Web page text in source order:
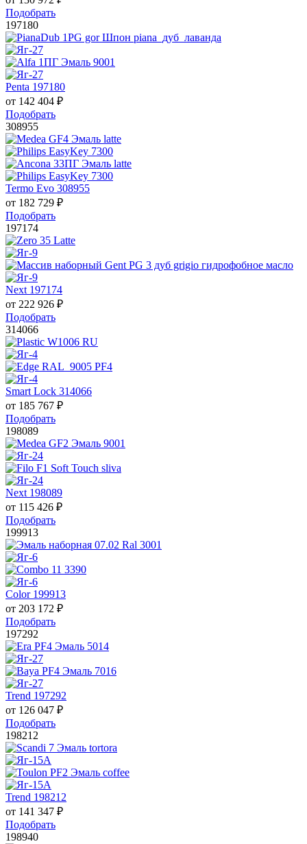
Подобрать
197180
Penta 197180
от 142 404 ₽
Подобрать
308955
Termo Evo 308955
от 182 729 ₽
Подобрать
197174
Next 197174
от 222 926 ₽
Подобрать
314066
Smart Lock 314066
от 185 767 ₽
Подобрать
198089
Next 198089
от 115 426 ₽
Подобрать
199913
Color 199913
от 203 172 ₽
Подобрать
197292
Trend 197292
от 126 047 ₽
Подобрать
198212
Trend 198212
от 141 347 ₽
Подобрать
198940